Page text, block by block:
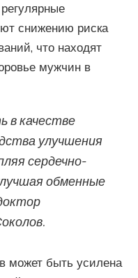
снижению риска
что находят
мужчин в
в качестве
улучшения
сердечно-
обменные
может быть усилена